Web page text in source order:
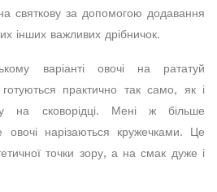
святкову за допомогою додавання
інших важливих дрібничок.
варіанті овочі на рататуй
практично так само, як і
на сковорідці. Мені ж більше
овочі нарізаються кружечками. Це
точки зору, а на смак дуже і